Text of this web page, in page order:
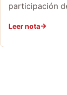
participación
Leer nota